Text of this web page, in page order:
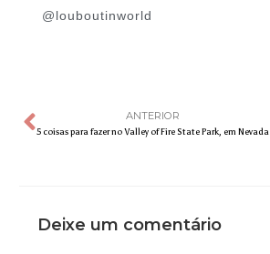
@louboutinworld
ANTERIOR
5 coisas para fazer no Valley of Fire State Park, em Nevada
Deixe um comentário